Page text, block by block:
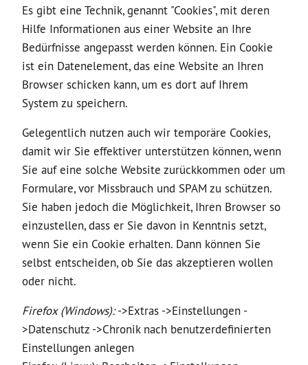
Es gibt eine Technik, genannt "Cookies", mit deren
Hilfe Informationen aus einer Website an Ihre
Bedürfnisse angepasst werden können. Ein Cookie
ist ein Datenelement, das eine Website an Ihren
Browser schicken kann, um es dort auf Ihrem
System zu speichern.
Gelegentlich nutzen auch wir temporäre Cookies,
damit wir Sie effektiver unterstützen können, wenn
Sie auf eine solche Website zurückkommen oder um
Formulare, vor Missbrauch und SPAM zu schützen.
Sie haben jedoch die Möglichkeit, Ihren Browser so
einzustellen, dass er Sie davon in Kenntnis setzt,
wenn Sie ein Cookie erhalten. Dann können Sie
selbst entscheiden, ob Sie das akzeptieren wollen
oder nicht.
Firefox (Windows):->Extras ->Einstellungen -
>Datenschutz ->Chronik nach benutzerdefinierten
Einstellungen anlegen